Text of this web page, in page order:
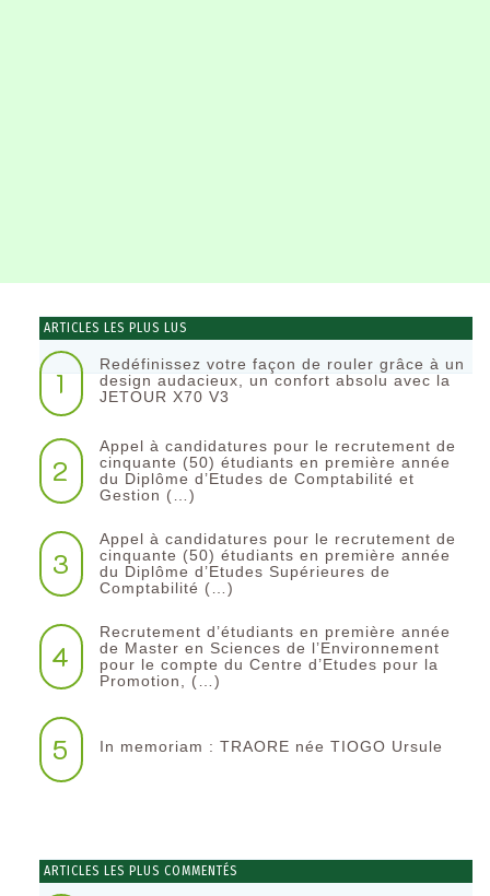
ARTICLES LES PLUS LUS
1
Redéfinissez votre façon de rouler grâce à un
design audacieux, un confort absolu avec la
JETOUR X70 V3
2
Appel à candidatures pour le recrutement de
cinquante (50) étudiants en première année
du Diplôme d’Etudes de Comptabilité et
Gestion (…)
3
Appel à candidatures pour le recrutement de
cinquante (50) étudiants en première année
du Diplôme d’Etudes Supérieures de
Comptabilité (…)
4
Recrutement d’étudiants en première année
de Master en Sciences de l’Environnement
pour le compte du Centre d’Etudes pour la
Promotion, (…)
5 In memoriam : TRAORE née TIOGO Ursule
ARTICLES LES PLUS COMMENTÉS